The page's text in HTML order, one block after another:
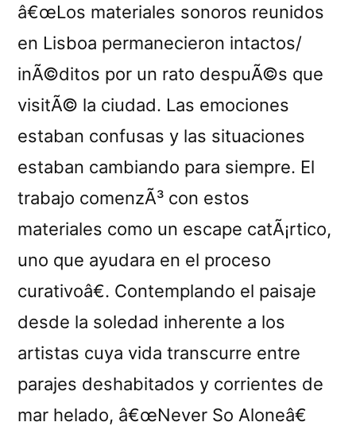
â€œLos materiales sonoros reunidos
en Lisboa permanecieron intactos/
inÃ©ditos por un rato despuÃ©s que
visitÃ© la ciudad. Las emociones
estaban confusas y las situaciones
estaban cambiando para siempre. El
trabajo comenzÃ³ con estos
materiales como un escape catÃ¡rtico,
uno que ayudara en el proceso
curativoâ€. Contemplando el paisaje
desde la soledad inherente a los
artistas cuya vida transcurre entre
parajes deshabitados y corrientes de
mar helado, â€œNever So Aloneâ€